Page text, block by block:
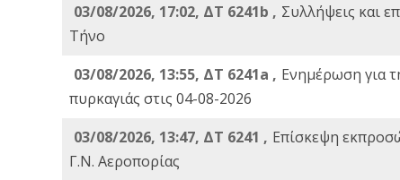
03/08/2026, 17:02, ΔΤ 6241b , Συλλήψεις και
Τήνο
03/08/2026, 13:55, ΔΤ 6241a , Ενημέρωση για
πυρκαγιάς στις 04-08-2026
03/08/2026, 13:47, ΔΤ 6241 , Επίσκεψη
Γ.Ν. Αεροπορίας